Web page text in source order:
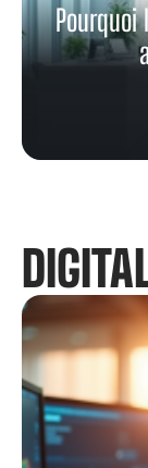
Pourquoi